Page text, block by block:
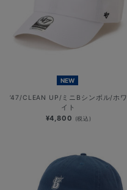
NEW
’47/CLEAN UP/ミニBシンボル/ホワ
イト
¥4,800 (税込)